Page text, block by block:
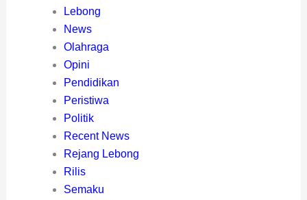
Lebong
News
Olahraga
Opini
Pendidikan
Peristiwa
Politik
Recent News
Rejang Lebong
Rilis
Semaku